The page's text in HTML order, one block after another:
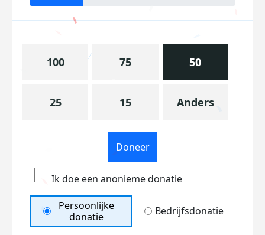
100 75 50
25 15 Anders
Doneer
Ik doe een anonieme donatie
Persoonlijke
donatie
Bedrijfsdonatie